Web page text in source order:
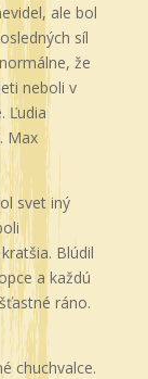
ale bol
síl
že
neboli v
Ľudia
Max
svet iný
Blúdil
a každú
ráno.
chuchvalce.